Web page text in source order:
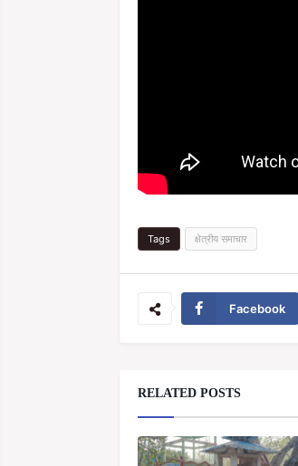
Tags क्षेत्रीय समाचार
Facebook
RELATED POSTS